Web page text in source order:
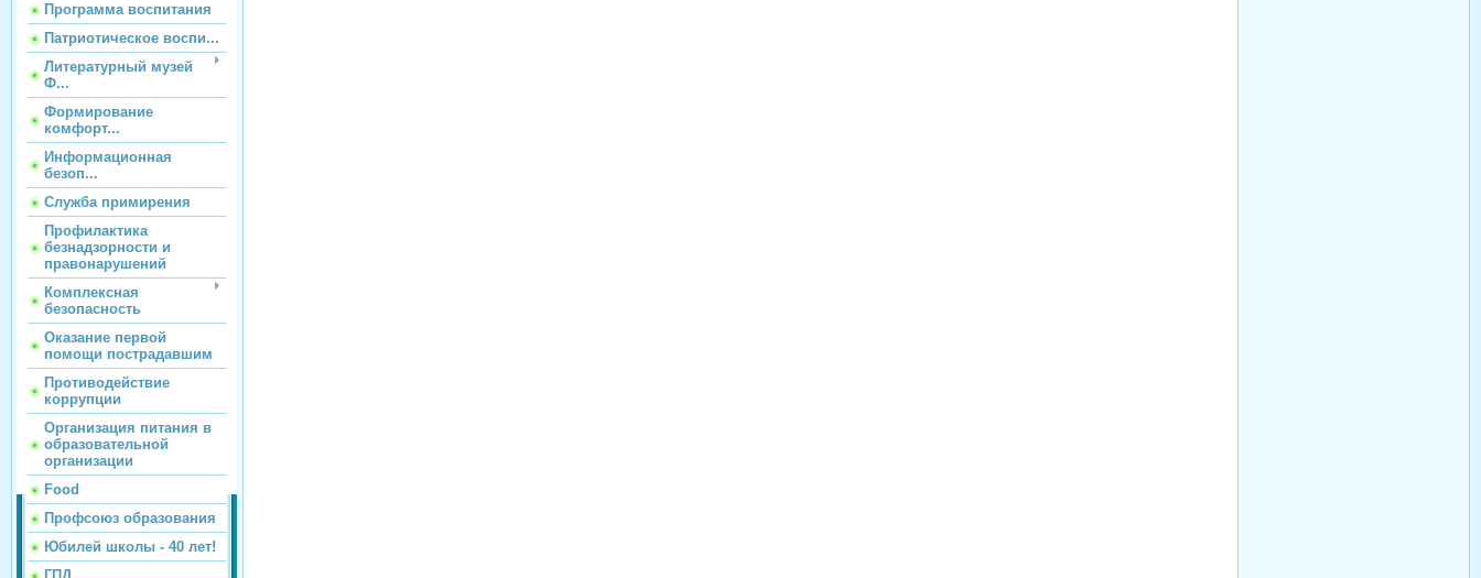
Программа воспитания
Патриотическое воспи...
Литературный музей
Ф...
Формирование
комфорт...
Информационная
безоп...
Служба примирения
Профилактика
безнадзорности и
правонарушений
Комплексная
безопасность
Оказание первой
помощи пострадавшим
Противодействие
коррупции
Организация питания в
образовательной
организации
Food
Профсоюз образования
Юбилей школы - 40 лет!